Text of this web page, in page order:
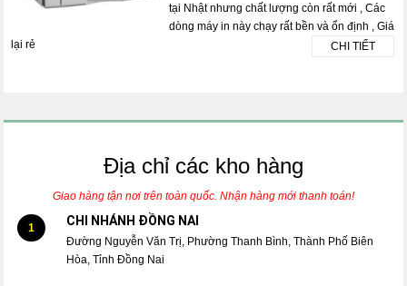
tại Nhật nhưng chất lượng còn rất mới , Các
dòng máy in này chạy rất bền và ổn định , Giá
lại rẻ
CHI TIẾT
Địa chỉ các kho hàng
Giao hàng tận nơi trên toàn quốc. Nhận hàng mới thanh toán!
1 CHI NHÁNH ĐỒNG NAI
Đường Nguyễn Văn Trị, Phường Thanh Bình, Thành Phố Biên
Hòa, Tỉnh Đồng Nai